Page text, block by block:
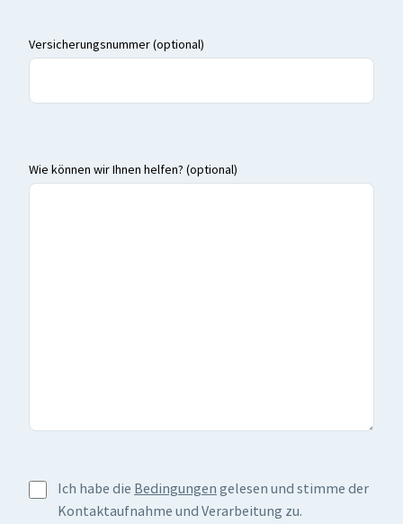
Versicherungsnummer (optional)
Wie können wir Ihnen helfen? (optional)
Ich habe die Bedingungen gelesen und stimme der
Kontaktaufnahme und Verarbeitung zu.